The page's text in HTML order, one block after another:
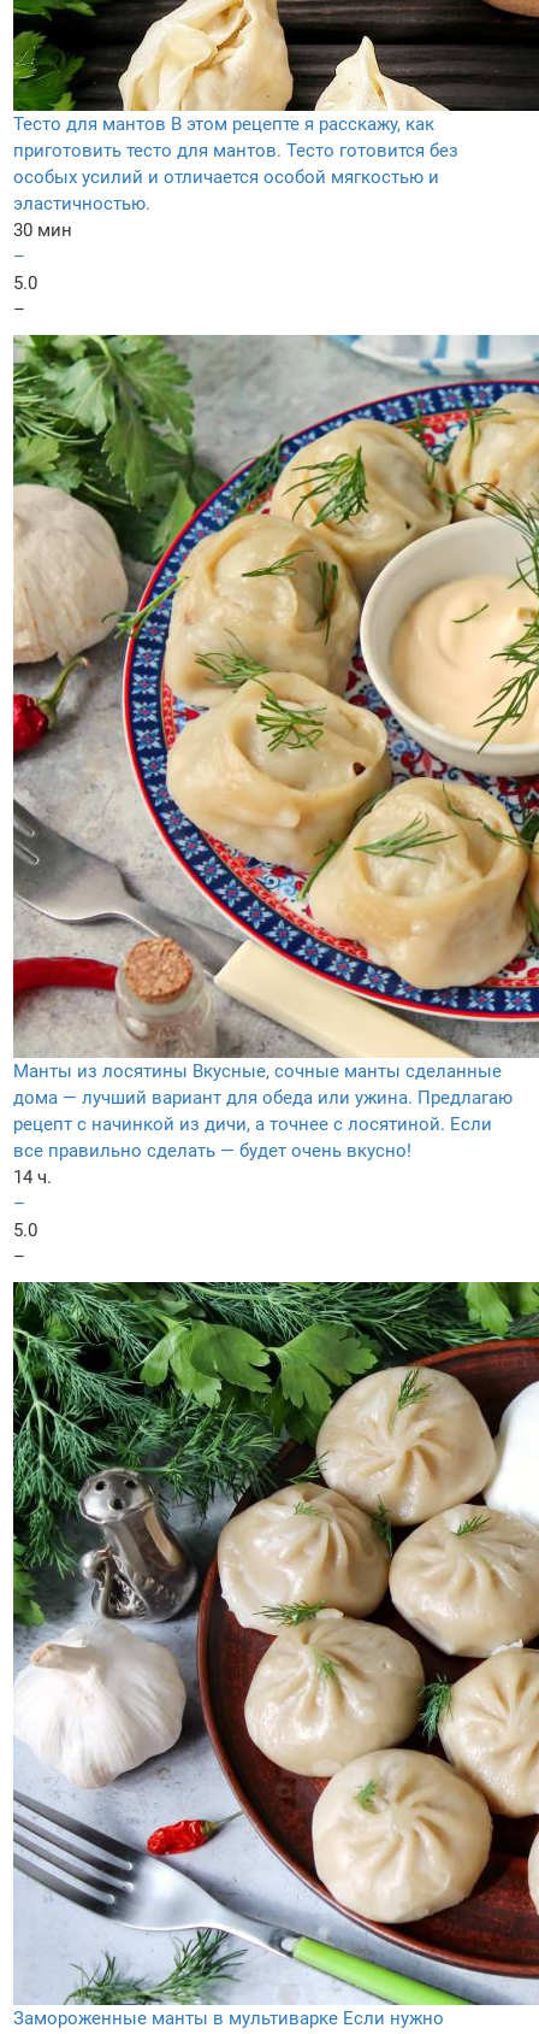
Тесто для мантов В этом рецепте я расскажу, как
приготовить тесто для мантов. Тесто готовится без
особых усилий и отличается особой мягкостью и
эластичностью.
30 мин
–
5.0
–
Манты из лосятины Вкусные, сочные манты сделанные
дома — лучший вариант для обеда или ужина. Предлагаю
рецепт с начинкой из дичи, а точнее с лосятиной. Если
все правильно сделать — будет очень вкусно!
14 ч.
–
5.0
–
Замороженные манты в мультиварке Если нужно